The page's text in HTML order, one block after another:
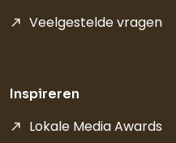
Veelgestelde vragen
Inspireren
Lokale Media Awards